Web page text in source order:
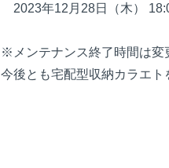
2023年12月28日（木）
※メンテナンス終了時間は変
今後とも宅配型収納カラエト